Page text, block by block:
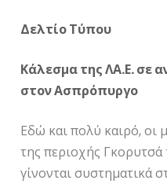
Δελτίο Τύπου
Κάλεσμα της ΛΑ.Ε. σε
στον Ασπρόπυργο
Εδώ και πολύ καιρό, οι
της περιοχής
γίνονται συστηματικά